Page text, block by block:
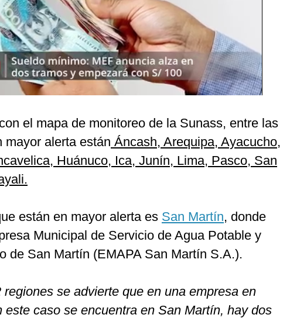
el mapa de monitoreo de la Sunass, entre las
mayor alerta están Áncash, Arequipa, Ayacucho,
Huánuco, Ica, Junín, Lima, Pasco, San
están en mayor alerta es San Martín, donde
Municipal de Servicio de Agua Potable y
de San Martín (EMAPA San Martín S.A.).
regiones se advierte que en una empresa en
este caso se encuentra en San Martín, hay dos